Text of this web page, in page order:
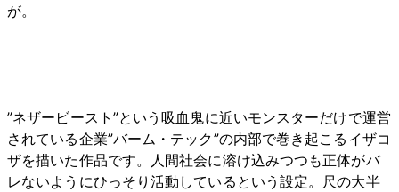
が。
”ネザービースト”という吸血鬼に近いモンスターだけで運営
されている企業”バーム・テック”の内部で巻き起こるイザコ
ザを描いた作品です。人間社会に溶け込みつつも正体がバ
レないようにひっそり活動しているという設定。尺の大半